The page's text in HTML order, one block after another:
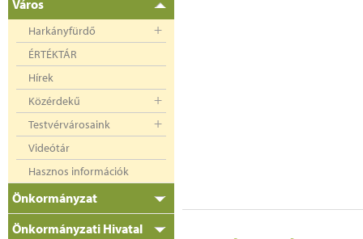
Város
Harkányfürdő
ÉRTÉKTÁR
Hírek
Közérdekű
Testvérvárosaink
Videótár
Hasznos információk
Önkormányzat
Önkormányzati Hivatal